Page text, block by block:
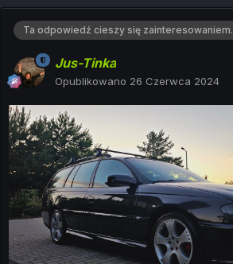
Ta odpowiedź cieszy się zainteresowaniem.
Jus-Tinka
Opublikowano 26 Czerwca 2024